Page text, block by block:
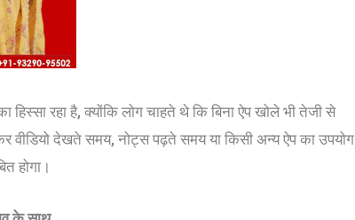
रहा है, क्योंकि लोग चाहते थे कि बिना ऐप खोले भी तेजी से
देखते समय, नोट्स पढ़ते समय या किसी अन्य ऐप का उपयोग
होगा।